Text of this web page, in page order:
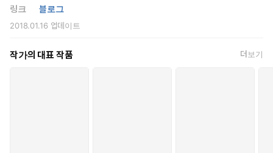
“……우린…….”
왜 이렇게…… 어긋나 버렸을까……?
링크 블로그
2018.01.16 업데이트
작가의 대표 작품 더보기